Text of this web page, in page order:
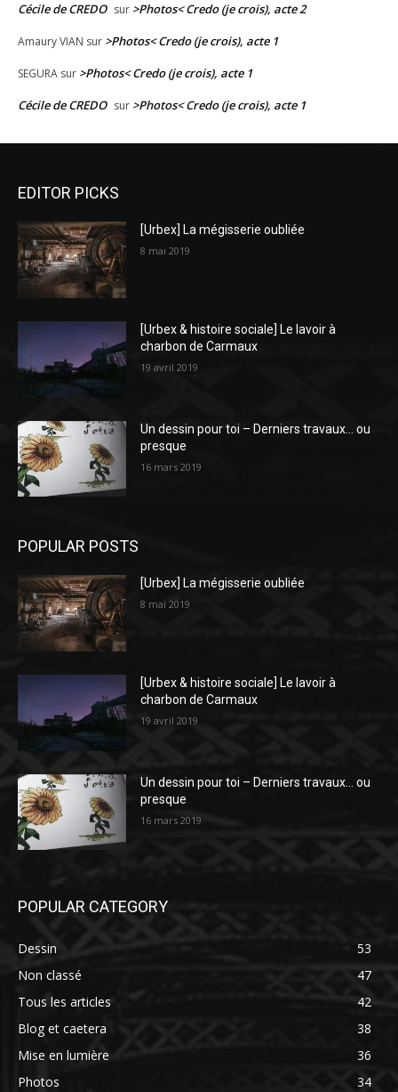
Cécile de CREDO sur >Photos< Credo (je crois), acte 2
Amaury VIAN sur >Photos< Credo (je crois), acte 1
SEGURA sur >Photos< Credo (je crois), acte 1
Cécile de CREDO sur >Photos< Credo (je crois), acte 1
EDITOR PICKS
[Urbex] La mégisserie oubliée
8 mai 2019
[Urbex & histoire sociale] Le lavoir à
charbon de Carmaux
19 avril 2019
Un dessin pour toi – Derniers travaux… ou
presque
16 mars 2019
POPULAR POSTS
[Urbex] La mégisserie oubliée
8 mai 2019
[Urbex & histoire sociale] Le lavoir à
charbon de Carmaux
19 avril 2019
Un dessin pour toi – Derniers travaux… ou
presque
16 mars 2019
POPULAR CATEGORY
Dessin
53
Non classé
47
Tous les articles
42
Blog et caetera
38
Mise en lumière
36
Photos
34